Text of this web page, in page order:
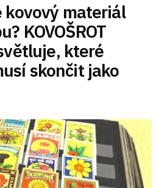
kovový materiál
KOVOŠROT
které
skončit jako